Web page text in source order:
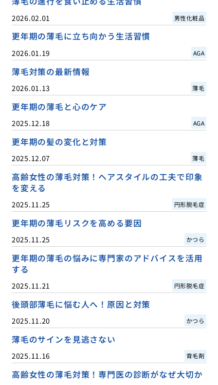
2026.02.01 男性化粧品
更年期の薄毛に立ち向かう生活習慣
2026.01.19 AGA
薄毛対策の最新情報
2026.01.13 薄毛
更年期の薄毛と心のケア
2025.12.18 AGA
更年期の髪の変化と対策
2025.12.07 薄毛
高齢女性の薄毛対策！ヘアスタイルの工夫で印象
を変える
2025.11.25 円形脱毛症
更年期の薄毛リスクを高める要因
2025.11.25 かつら
更年期の薄毛の悩みに専門家のアドバイスを活用
する
2025.11.21 円形脱毛症
後頭部薄毛に悩む人へ！原因と対策
2025.11.20 かつら
薄毛のサインを見逃さない
2025.11.16 育毛剤
高齢女性の薄毛対策！専門医の診断がなぜ大切か